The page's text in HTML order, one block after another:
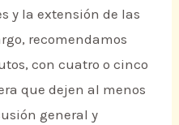
y la extensión de las
recomendamos
con cuatro o cinco
que dejen al menos
general y